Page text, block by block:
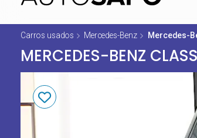
Carros usados Mercedes-Benz Mercedes-
MERCEDES-BENZ